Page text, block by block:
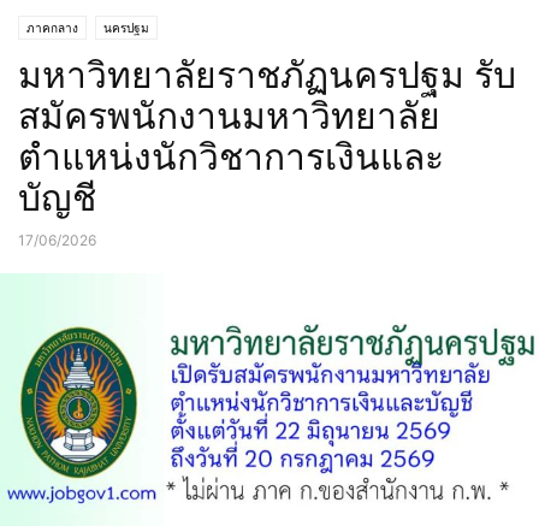
ภาคกลาง นครปฐม
มหาวิทยาลัยราชภัฏนครปฐม รับ
สมัครพนักงานมหาวิทยาลัย
ตำแหน่งนักวิชาการเงินและ
บัญชี
17/06/2026